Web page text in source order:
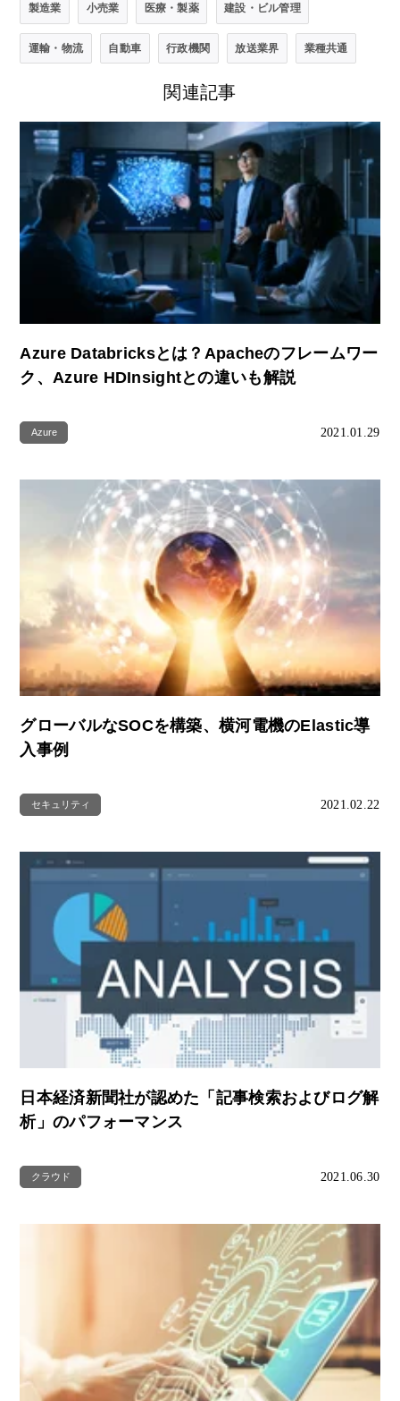
製造業 小売業 医療・製薬 建設・ビル管理
運輸・物流 自動車 行政機関 放送業界 業種共通
関連記事
Azure Databricksとは？Apacheのフレームワー
ク、Azure HDInsightとの違いも解説
Azure 2021.01.29
グローバルなSOCを構築、横河電機のElastic導
入事例
セキュリティ 2021.02.22
日本経済新聞社が認めた「記事検索およびログ解
析」のパフォーマンス
クラウド 2021.06.30